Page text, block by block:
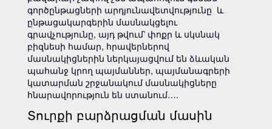
գործընթացների արդյունավետվությունը և
ընթացակարգերին մասնակցելու
գրավչությունը, այդ թվում՝ փոքր և սկսնակ
բիզնեսի համար, հրավերներով
մասնակիցներին ներկայացվում են ձևական
պահանջ կրող պայմաններ, պայմանագրերի
կատարման շրջանակում մասնակիցները
հնարավորություն են ստանում….
Տուրքի բարձրացման մասին